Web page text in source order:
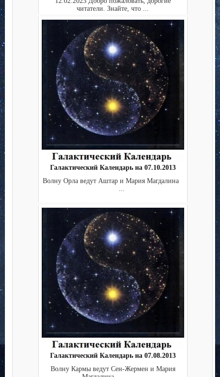
читатели. Знайте, что ...
Галактический Календарь на 07.10.2013
Волну Орла ведут Аштар и Мария Магдалина
Галактический Календарь на 07.08.2013
Волну Кармы ведут Сен-Жермен и Мария